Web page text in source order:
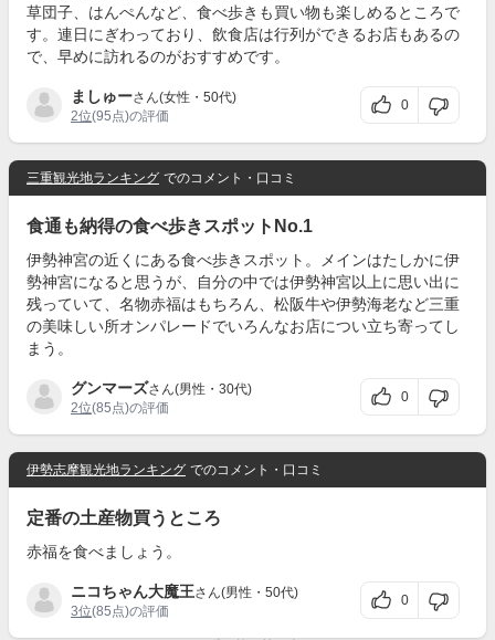
草団子、はんぺんなど、食べ歩きも買い物も楽しめるところで
す。連日にぎわっており、飲食店は行列ができるお店もあるの
で、早めに訪れるのがおすすめです。
ましゅーさん(女性・50代)
2位(95点)の評価
0
三重観光地ランキング でのコメント・口コミ
食通も納得の食べ歩きスポットNo.1
伊勢神宮の近くにある食べ歩きスポット。メインはたしかに伊
勢神宮になると思うが、自分の中では伊勢神宮以上に思い出に
残っていて、名物赤福はもちろん、松阪牛や伊勢海老など三重
の美味しい所オンパレードでいろんなお店につい立ち寄ってし
まう。
グンマーズさん(男性・30代)
2位(85点)の評価
0
伊勢志摩観光地ランキング でのコメント・口コミ
定番の土産物買うところ
赤福を食べましょう。
ニコちゃん大魔王さん(男性・50代)
3位(85点)の評価
0